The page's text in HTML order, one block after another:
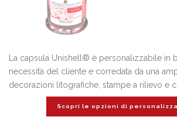
La capsula Unishell® è personalizzabile in
necessità del cliente e corredata da una
decorazioni litografiche, stampe a rilievo e
Scopri le opzioni di